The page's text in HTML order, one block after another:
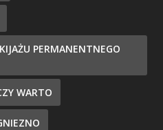
PERMANENTNEGO
WARTO